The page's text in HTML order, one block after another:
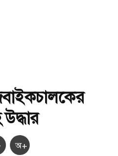
অ+